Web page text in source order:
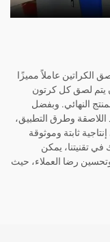
الكراتين عاملاً مميزًا
يتم لصق كل كرتون
النهائي. وبفضل
اللاصقة وطرق التطبيق،
ثابتة وموثوقة
تقنيتنا، يمكن
رضا العملاء، حيث